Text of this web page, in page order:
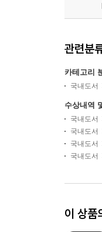
관련분
카테고리
국내도서
수상내역
국내도서
국내도서
국내도서
국내도서
이 상품